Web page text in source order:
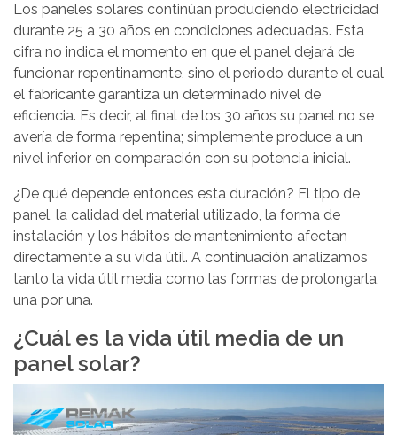
Los paneles solares continúan produciendo electricidad
durante 25 a 30 años en condiciones adecuadas. Esta
cifra no indica el momento en que el panel dejará de
funcionar repentinamente, sino el periodo durante el cual
el fabricante garantiza un determinado nivel de
eficiencia. Es decir, al final de los 30 años su panel no se
avería de forma repentina; simplemente produce a un
nivel inferior en comparación con su potencia inicial.
¿De qué depende entonces esta duración? El tipo de
panel, la calidad del material utilizado, la forma de
instalación y los hábitos de mantenimiento afectan
directamente a su vida útil. A continuación analizamos
tanto la vida útil media como las formas de prolongarla,
una por una.
¿Cuál es la vida útil media de un
panel solar?